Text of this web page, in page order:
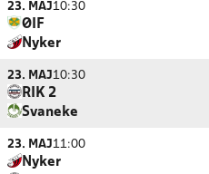
23. MAJ10:30
ØIF
Nyker
23. MAJ10:30
RIK 2
Svaneke
23. MAJ11:00
Nyker